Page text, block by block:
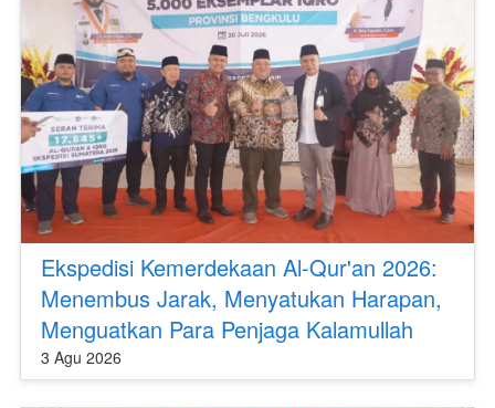
Ekspedisi Kemerdekaan Al-Qur'an 2026:
Menembus Jarak, Menyatukan Harapan,
Menguatkan Para Penjaga Kalamullah
3 Agu 2026